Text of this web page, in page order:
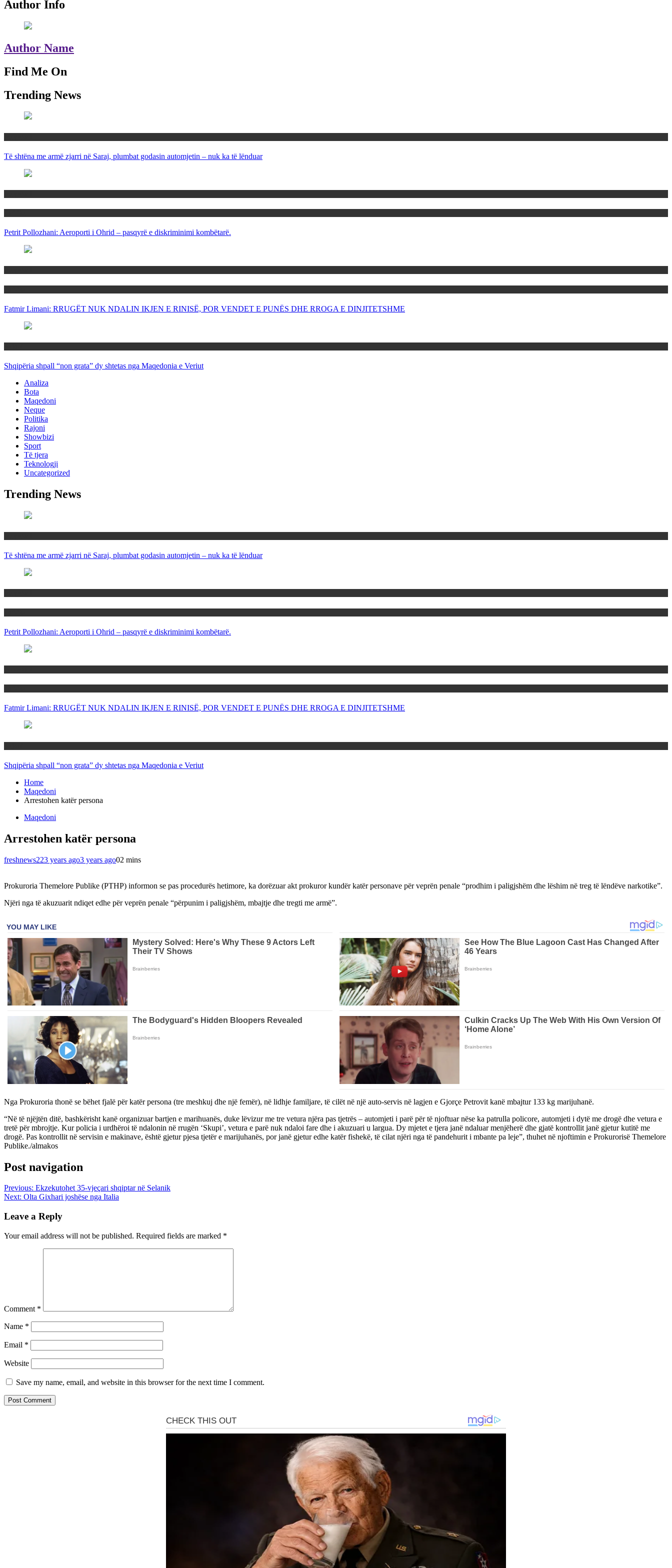
Author Info
Author Name
Find Me On
Trending News
Të shtëna me armë zjarri në Saraj, plumbat godasin automjetin – nuk ka të lënduar
Petrit Pollozhani: Aeroporti i Ohrid – pasqyrë e diskriminimi kombëtarë.
Fatmir Limani: RRUGËT NUK NDALIN IKJEN E RINISË, POR VENDET E PUNËS DHE RROGA E DINJITETSHME
Shqipëria shpall “non grata” dy shtetas nga Maqedonia e Veriut
Analiza
Bota
Maqedoni
Neque
Politika
Rajoni
Showbizi
Sport
Të tjera
Teknologji
Uncategorized
Trending News
Të shtëna me armë zjarri në Saraj, plumbat godasin automjetin – nuk ka të lënduar
Petrit Pollozhani: Aeroporti i Ohrid – pasqyrë e diskriminimi kombëtarë.
Fatmir Limani: RRUGËT NUK NDALIN IKJEN E RINISË, POR VENDET E PUNËS DHE RROGA E DINJITETSHME
Shqipëria shpall “non grata” dy shtetas nga Maqedonia e Veriut
Home
Maqedoni
Arrestohen katër persona
Maqedoni
Arrestohen katër persona
freshnews223 years ago3 years ago02 mins
Prokuroria Themelore Publike (PTHP) informon se pas procedurës hetimore, ka dorëzuar akt prokuror kundër katër personave për veprën penale “prodhim i paligjshëm dhe lëshim në treg të lëndëve narkotike”.
Njëri nga të akuzuarit ndiqet edhe për veprën penale “përpunim i paligjshëm, mbajtje dhe tregti me armë”.
Nga Prokuroria thonë se bëhet fjalë për katër persona (tre meshkuj dhe një femër), në lidhje familjare, të cilët në një auto-servis në lagjen e Gjorçe Petrovit kanë mbajtur 133 kg marijuhanë.
“Në të njëjtën ditë, bashkërisht kanë organizuar bartjen e marihuanës, duke lëvizur me tre vetura njëra pas tjetrës – automjeti i parë për të njoftuar nëse ka patrulla policore, automjeti i dytë me drogë dhe vetura e
tretë për mbrojtje. Kur policia i urdhëroi të ndalonin në rrugën ‘Skupi’, vetura e parë nuk ndaloi fare dhe i akuzuari u largua. Dy mjetet e tjera janë ndaluar menjëherë dhe gjatë kontrollit janë gjetur kutitë me
drogë. Pas kontrollit në servisin e makinave, është gjetur pjesa tjetër e marijuhanës, por janë gjetur edhe katër fishekë, të cilat njëri nga të pandehurit i mbante pa leje”, thuhet në njoftimin e Prokurorisë Themelore
Publike./almakos
Post navigation
Previous: Ekzekutohet 35-vjeçari shqiptar në Selanik
Next: Olta Gixhari joshëse nga Italia
Leave a Reply
Your email address will not be published. Required fields are marked *
Comment *
Name *
Email *
Website
Save my name, email, and website in this browser for the next time I comment.